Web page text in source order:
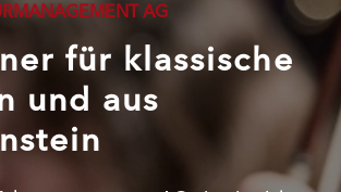
AG
für klassische
und aus